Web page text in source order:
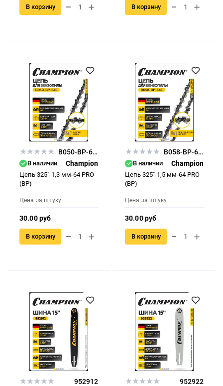
В корзину В корзину
B050-BP-64E
В наличии Champion
Цепь 325"-1,3 мм-64 PRO
(BP)
Цена за штуку
30.00 руб
В корзину
B058-BP-64E
В наличии Champion
Цепь 325"-1,5 мм-64 PRO
(BP)
Цена за штуку
30.00 руб
В корзину
952912 952922